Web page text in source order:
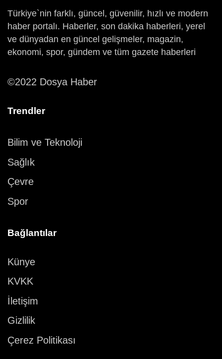
Türkiye`nin farklı, güncel, güvenilir, hızlı ve modern
haber portalı. Haberler, son dakika haberleri, yerel
ve dünyadan en güncel gelişmeler, magazin,
ekonomi, spor, gündem ve tüm gazete haberleri
©2022 Dosya Haber
Trendler
Bilim ve Teknoloji
Sağlık
Çevre
Spor
Bağlantılar
Künye
KVKK
İletişim
Gizlilik
Çerez Politikası